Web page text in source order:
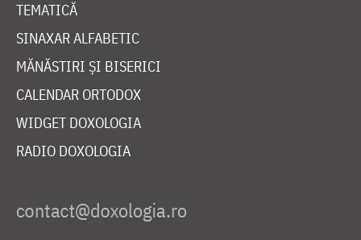
TEMATICĂ
SINAXAR ALFABETIC
MĂNĂSTIRI ȘI BISERICI
CALENDAR ORTODOX
WIDGET DOXOLOGIA
RADIO DOXOLOGIA